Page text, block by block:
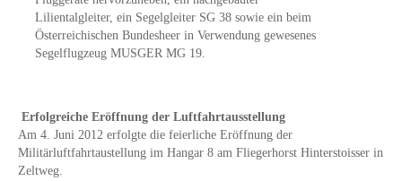
Lilientalgleiter, ein Segelgleiter SG 38 sowie ein beim
Österreichischen Bundesheer in Verwendung gewesenes
Segelflugzeug MUSGER MG 19.
Erfolgreiche Eröffnung der Luftfahrtausstellung
Am 4. Juni 2012 erfolgte die feierliche Eröffnung der
Militärluftfahrtaustellung im Hangar 8 am Fliegerhorst Hinterstoisser in
Zeltweg.